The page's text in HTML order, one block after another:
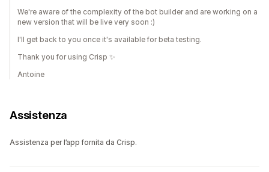
We're aware of the complexity of the bot builder and are working on a
new version that will be live very soon :)
I'll get back to you once it's available for beta testing.
Thank you for using Crisp ✨
Antoine
Assistenza
Assistenza per l’app fornita da Crisp.